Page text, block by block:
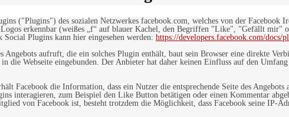
("Plugins") des sozialen Netzwerkes facebook.com, welches von der
erkennbar (weißes „f“ auf blauer Kachel, den Begriffen "Like", "Gefällt
Social Plugins kann hier eingesehen werden: https://developers.facebook.com/docs/
Angebots aufruft, die ein solches Plugin enthält, baut sein Browser eine direkte
die Webseite eingebunden. Der Anbieter hat daher keinen Einfluss auf den
Facebook die Information, dass ein Nutzer die entsprechende Seite des
interagieren, zum Beispiel den Like Button betätigen oder einen Kommentar
von Facebook ist, besteht trotzdem die Möglichkeit, dass Facebook seine